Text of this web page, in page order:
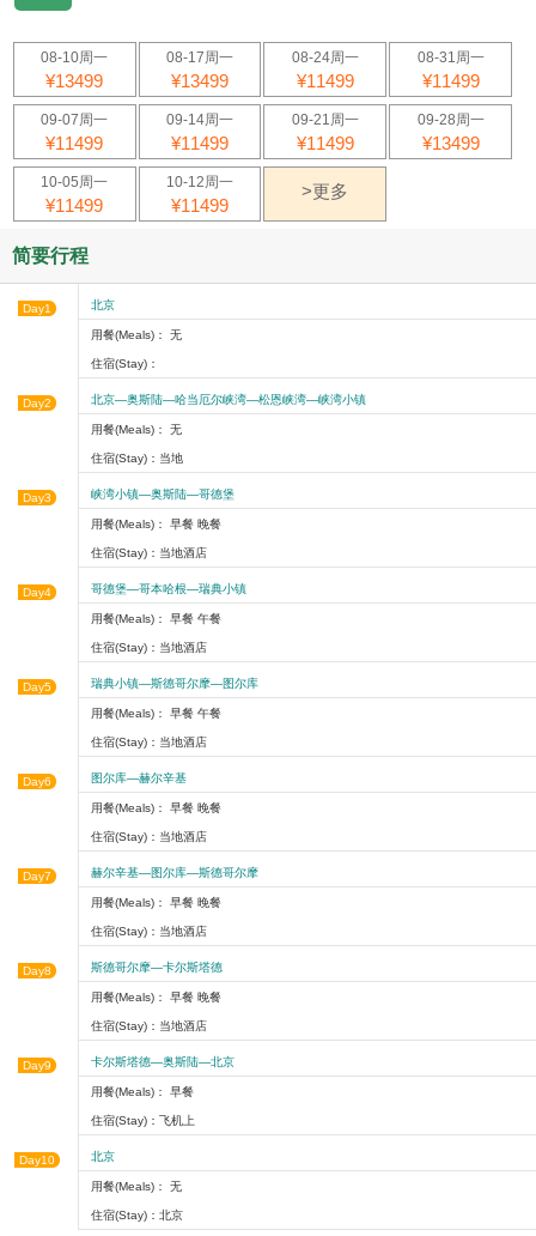
08-10周一
¥13499
08-17周一
¥13499
08-24周一
¥11499
08-31周一
¥11499
09-07周一
¥11499
09-14周一
¥11499
09-21周一
¥11499
09-28周一
¥13499
10-05周一
¥11499
10-12周一
¥11499
>更多
简要行程
Day1 北京
用餐(Meals)： 无
住宿(Stay)：
Day2 北京—奥斯陆—哈当厄尔峡湾—松恩峡湾—峡湾小镇
用餐(Meals)： 无
住宿(Stay)：当地
Day3 峡湾小镇—奥斯陆—哥德堡
用餐(Meals)： 早餐 晚餐
住宿(Stay)：当地酒店
Day4 哥德堡—哥本哈根—瑞典小镇
用餐(Meals)： 早餐 午餐
住宿(Stay)：当地酒店
Day5 瑞典小镇—斯德哥尔摩—图尔库
用餐(Meals)： 早餐 午餐
住宿(Stay)：当地酒店
Day6 图尔库—赫尔辛基
用餐(Meals)： 早餐 晚餐
住宿(Stay)：当地酒店
Day7 赫尔辛基—图尔库—斯德哥尔摩
用餐(Meals)： 早餐 晚餐
住宿(Stay)：当地酒店
Day8 斯德哥尔摩—卡尔斯塔德
用餐(Meals)： 早餐 晚餐
住宿(Stay)：当地酒店
Day9 卡尔斯塔德—奥斯陆—北京
用餐(Meals)： 早餐
住宿(Stay)：飞机上
Day10 北京
用餐(Meals)： 无
住宿(Stay)：北京